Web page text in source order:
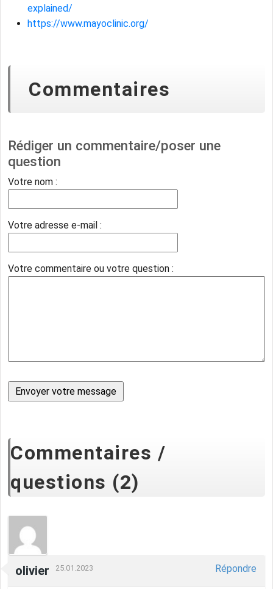
explained/
https://www.mayoclinic.org/
Commentaires
Rédiger un commentaire/poser une
question
Votre nom :
Votre adresse e-mail :
Votre commentaire ou votre question :
Commentaires /
questions (2)
olivier 25.01.2023 Répondre